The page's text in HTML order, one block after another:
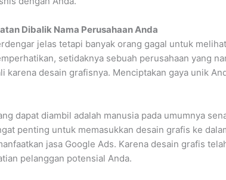
Dibalik Nama Perusahaan Anda
jelas tetapi banyak orang gagal untuk
setidaknya sebuah perusahaan yang
karena desain grafisnya. Menciptakan gaya unik
dapat diambil adalah manusia pada umumnya
penting untuk memasukkan desain grafis ke
jasa Google Ads. Karena desain grafis
pelanggan potensial Anda.